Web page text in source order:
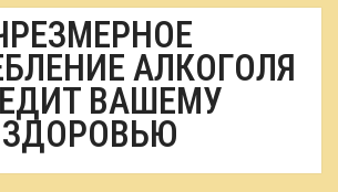
АЛКОГОЛЯ
ВАШЕМУ
ЗДОРОВЬЮ